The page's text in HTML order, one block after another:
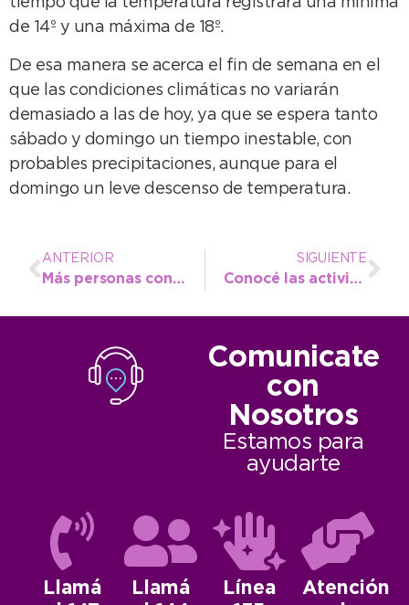
tiempo que la temperatura registrará una mínima
de 14º y una máxima de 18º.
De esa manera se acerca el fin de semana en el
que las condiciones climáticas no variarán
demasiado a las de hoy, ya que se espera tanto
sábado y domingo un tiempo inestable, con
probables precipitaciones, aunque para el
domingo un leve descenso de temperatura.
ANTERIOR
Más personas con discapacidad ingresan de manera efectiva a trabajar en el municipio
SIGUIENTE
Conocé las actividades a través de la agenda actualizada
Comunicate
con
Nosotros
Estamos para
ayudarte
Llamá
Llamá
Línea
Atención